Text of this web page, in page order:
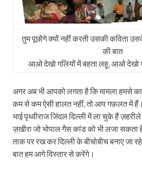
तुम पूछोगे क्‍यों नहीं करती उसकी कविता
की बात
आओ देखो गलियों में बहता लहू, आओ देखो
अगर अब भी आपको लगता है कि मामला हमसे
कम से कम ऐसी हालत नहीं, तो आप गफ़लत में
भाई पृथ्‍वीराज जिंदल दिल्‍ली में ला चुके हैं
ज़खीरा जो भोपाल गैस कांड को भी लजा सकता
ताक पर रख कर दिल्‍ली के बीचोबीच बनाए जा
बात हम आगे विस्‍तार से करेंगे।